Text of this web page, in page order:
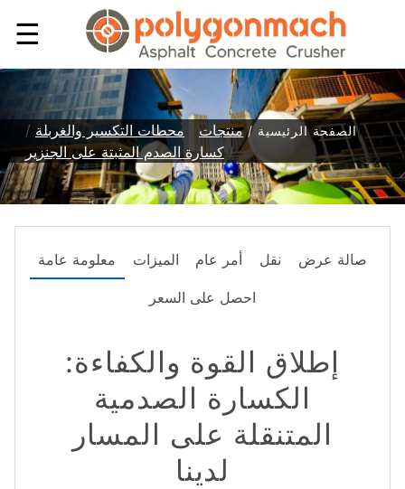
☰
الصفحة الرئيسية /منتجات محطات التكسير والغربلة /
كسارة الصدم المثبتة على الجنزير/
معلومة عامة
إطلاق القوة والكفاءة:
الكسارة الصدمية
المتنقلة على المسار
لدينا
الميزات أمر عام نقل صالة عرض
احصل على السعر